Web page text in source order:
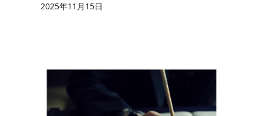
2025年11月15日